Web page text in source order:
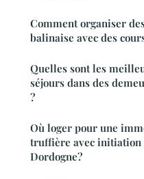
Comment organiser
balinaise avec des
Quelles sont les
séjours dans des
?
Où loger pour une
truffière avec
Dordogne?